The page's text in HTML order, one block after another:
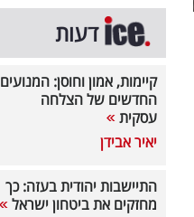
דעות
קיימות, אמון וחוסן: המנועים
החדשים של הצלחה
עסקית
יאיר אבידן
התיישבות יהודית בעזה: כך
מחזקים את ביטחון ישראל